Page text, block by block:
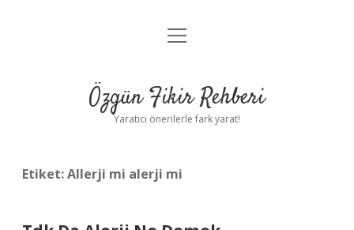
Gizlilik Politikası
Yasal Uyarı
menüyü
Özgün Fikir Rehberi
Yaratıcı önerilerle fark yarat!
Etiket:Allerji mi alerji mi